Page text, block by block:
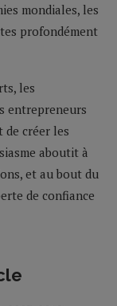
mondiales, les
profondément
les
entrepreneurs
de créer les
aboutit à
et au bout du
de confiance